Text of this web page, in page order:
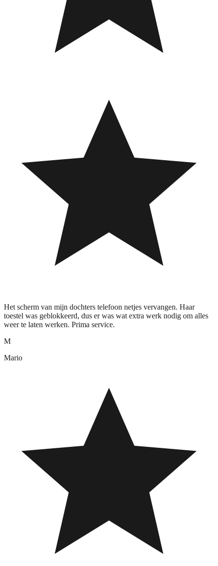
Het scherm van mijn dochters telefoon netjes vervangen. Haar
toestel was geblokkeerd, dus er was wat extra werk nodig om alles
weer te laten werken. Prima service.
M
Mario